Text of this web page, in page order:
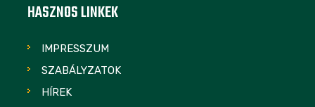
HASZNOS LINKEK
IMPRESSZUM
SZABÁLYZATOK
HÍREK